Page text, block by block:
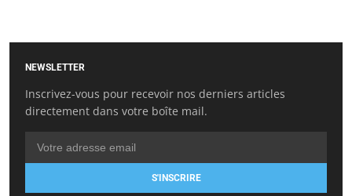
NEWSLETTER
Inscrivez-vous pour recevoir nos derniers articles
directement dans votre boîte mail.
S'INSCRIRE